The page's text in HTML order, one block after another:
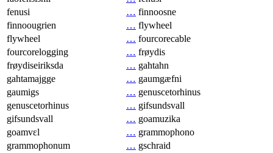
fenusi
… finnoosne
finnoougrien
… flywheel
flywheel
… fourcorecable
fourcorelogging
… frøydis
frøydiseiriksda
… gahtahn
gahtamajgge
… gaumgæfni
gaumigs
… genuscetorhinus
genuscetorhinus
… gifsundsvall
gifsundsvall
… goamuzika
goamvɛl
… grammophono
grammophonum
… gschraid